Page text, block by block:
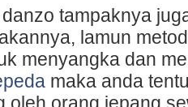
tampaknya
lamun
menyangka dan
maka anda
oleh orang jepang